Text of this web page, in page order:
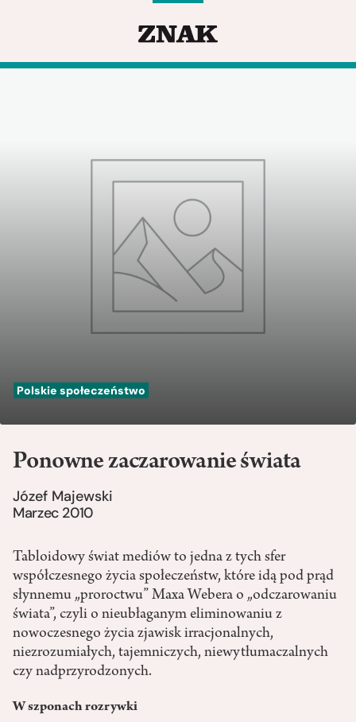
Polskie społeczeństwo
Ponowne zaczarowanie świata
Józef Majewski
Marzec 2010
Tabloidowy świat mediów to jedna z tych sfer
współczesnego życia społeczeństw, które idą pod prąd
słynnemu „proroctwu” Maxa Webera o „odczarowaniu
świata”, czyli o nieubłaganym eliminowaniu z
nowoczesnego życia zjawisk irracjonalnych,
niezrozumiałych, tajemniczych, niewytłumaczalnych
czy nadprzyrodzonych.
W szponach rozrywki